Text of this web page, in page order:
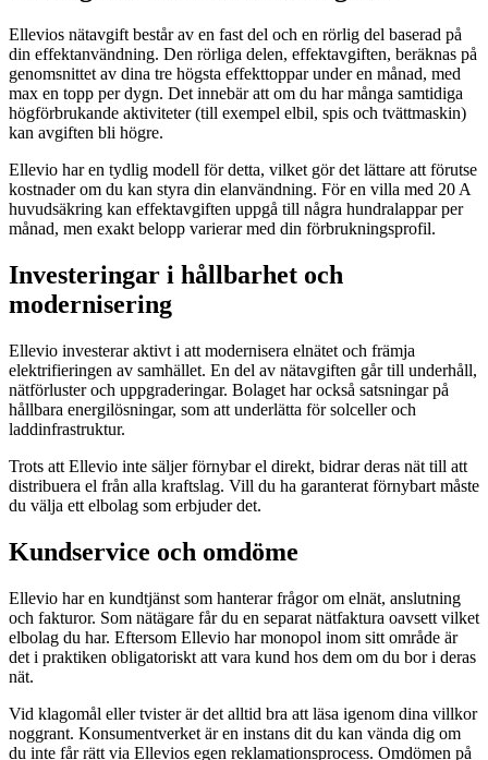
Ellevios nätavgift består av en fast del och en rörlig del baserad på
din effektanvändning. Den rörliga delen, effektavgiften, beräknas på
genomsnittet av dina tre högsta effekttoppar under en månad, med
max en topp per dygn. Det innebär att om du har många samtidiga
högförbrukande aktiviteter (till exempel elbil, spis och tvättmaskin)
kan avgiften bli högre.
Ellevio har en tydlig modell för detta, vilket gör det lättare att förutse
kostnader om du kan styra din elanvändning. För en villa med 20 A
huvudsäkring kan effektavgiften uppgå till några hundralappar per
månad, men exakt belopp varierar med din förbrukningsprofil.
Investeringar i hållbarhet och
modernisering
Ellevio investerar aktivt i att modernisera elnätet och främja
elektrifieringen av samhället. En del av nätavgiften går till underhåll,
nätförluster och uppgraderingar. Bolaget har också satsningar på
hållbara energilösningar, som att underlätta för solceller och
laddinfrastruktur.
Trots att Ellevio inte säljer förnybar el direkt, bidrar deras nät till att
distribuera el från alla kraftslag. Vill du ha garanterat förnybart måste
du välja ett elbolag som erbjuder det.
Kundservice och omdöme
Ellevio har en kundtjänst som hanterar frågor om elnät, anslutning
och fakturor. Som nätägare får du en separat nätfaktura oavsett vilket
elbolag du har. Eftersom Ellevio har monopol inom sitt område är
det i praktiken obligatoriskt att vara kund hos dem om du bor i deras
nät.
Vid klagomål eller tvister är det alltid bra att läsa igenom dina villkor
noggrant. Konsumentverket är en instans dit du kan vända dig om
du inte får rätt via Ellevios egen reklamationsprocess. Omdömen på